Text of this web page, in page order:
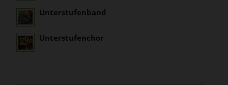
Unterstufenband
Unterstufenchor